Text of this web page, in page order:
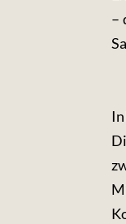
–